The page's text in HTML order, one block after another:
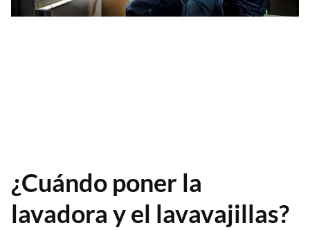
¿Cuándo poner la
lavadora y el lavavajillas?